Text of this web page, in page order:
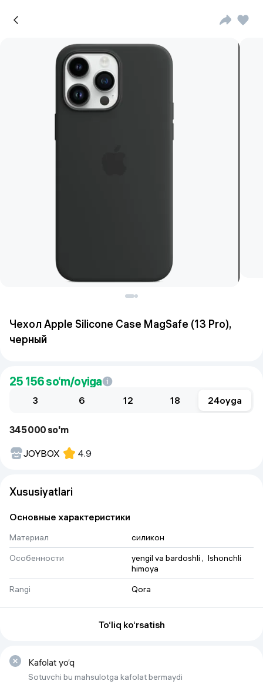
Чехол Apple Silicone Case MagSafe (13 Pro),
черный
25 156so‘m/oyiga
3 6 12 18 24oyga
345 000 so'm
JOYBOX
4.9
Xususiyatlari
Основные характеристики
Материал
силикон
Особенности
yengil va bardoshli , Ishonchli
himoya
Rangi
Qora
To‘liq ko‘rsatish
Kafolat yo‘q
Sotuvchi bu mahsulotga kafolat bermaydi